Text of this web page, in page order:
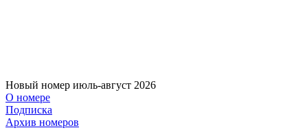
Новый номер июль-август 2026
О номере
Подписка
Архив номеров